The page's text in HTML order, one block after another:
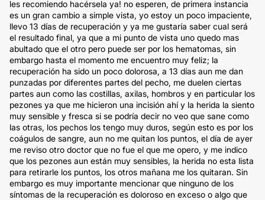
les recomiendo hacérsela ya! no esperen, de primera instancia
es un gran cambio a simple vista, yo estoy un poco impaciente,
llevo 13 días de recuperación y ya me gustaría saber cual será
el resultado final, ya que a mi punto de vista uno quedo mas
abultado que el otro pero puede ser por los hematomas, sin
embargo hasta el momento me encuentro muy feliz; la
recuperación ha sido un poco dolorosa, a 13 días aun me dan
punzadas por diferentes partes del pecho, me duelen ciertas
partes aun como las costillas, axilas, hombros y en particular los
pezones ya que me hicieron una incisión ahí y la herida la siento
muy sensible y fresca si se podría decir no veo que sane como
las otras, los pechos los tengo muy duros, según esto es por los
coágulos de sangre, aun no me quitan los puntos, el día de ayer
me reviso otro doctor que no fue el que me opero, y me indico
que los pezones aun están muy sensibles, la herida no esta lista
para retirarle los puntos, los otros mañana me los quitaran. Sin
embargo es muy importante mencionar que ninguno de los
síntomas de la recuperación es doloroso en exceso o algo que